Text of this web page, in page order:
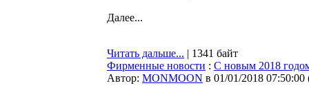
Далее...
Читать дальше... | 1341 байт
Фирменные новости : С новым 2018
Автор: MONMOON в 01/01/2018 07:50:00